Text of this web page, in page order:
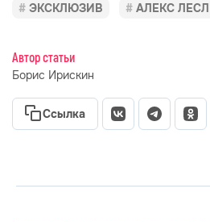
ЭКСКЛЮЗИВ АЛЕКС
Автор статьи
Борис Ирискин
Ссылка